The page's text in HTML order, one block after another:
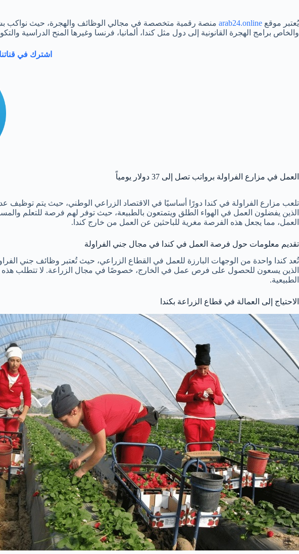
يُعتبر موقع arab24.online منصة رقمية متخصصة في مجالي الوظائف والهجرة، حيث نواكب
والخاص برامج الهجرة القانونية إلى دول مثل كندا، ألمانيا، فرنسا وغيرها المنح الدراسية
اشترك في
العمل في مزارع الفراولة برواتب تصل إلى 37 دولار يومياً
تلعب مزارع الفراولة في كندا دورًا أساسيًا في الاقتصاد الزراعي الوطني، حيث يتم توظيف
الذين يفضلون العمل في الهواء الطلق ويتمتعون بالطبيعة، حيث توفر لهم فرصة للتعلم
العمل، مما يجعل هذه الفرصة مغرية للباحثين عن العمل من خارج كندا.
تقديم معلومات حول فرصة العمل في كندا في مجال جني الفراولة
الذين يسعون للحصول على فرص عمل في الخارج، خصوصًا في مجال الزراعة. لا تتطلب هذه
الطبيعية.
الاحتياج إلى العمالة في قطاع الزراعة بكندا